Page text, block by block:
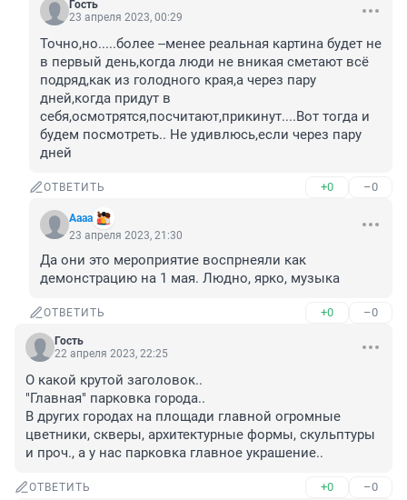
Гость
23 апреля 2023, 00:29
Точно,но.....более --менее реальная картина будет не
в первый день,когда люди не вникая сметают всё
подряд,как из голодного края,а через пару
дней,когда придут в
себя,осмотрятся,посчитают,прикинут....Вот тогда и
будем посмотреть.. Не удивлюсь,если через пару
дней
ОТВЕТИТЬ +0 –0
Аааа
23 апреля 2023, 21:30
Да они это мероприятие воспрнеяли как
демонстрацию на 1 мая. Людно, ярко, музыка
ОТВЕТИТЬ +0 –0
Гость
22 апреля 2023, 22:25
О какой крутой заголовок..
"Главная" парковка города..
В других городах на площади главной огромные
цветники, скверы, архитектурные формы, скульптуры
и проч., а у нас парковка главное украшение..
ОТВЕТИТЬ +0 –0